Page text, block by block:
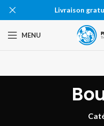
MENU
Livraison